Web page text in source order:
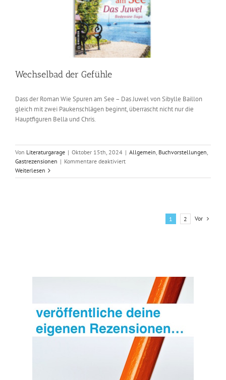
Wechselbad der Gefühle
Dass der Roman Wie Spuren am See – Das Juwel von Sibylle Baillon
gleich mit zwei Paukenschlägen beginnt, überrascht nicht nur die
Hauptfiguren Bella und Chris.
Von Literaturgarage | Oktober 15th, 2024 | Allgemein, Buchvorstellungen,
Gastrezensionen | Kommentare deaktiviertfür
der
Weiterlesen
1 2 Vor